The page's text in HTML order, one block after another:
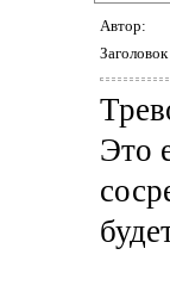
Автор:
Это